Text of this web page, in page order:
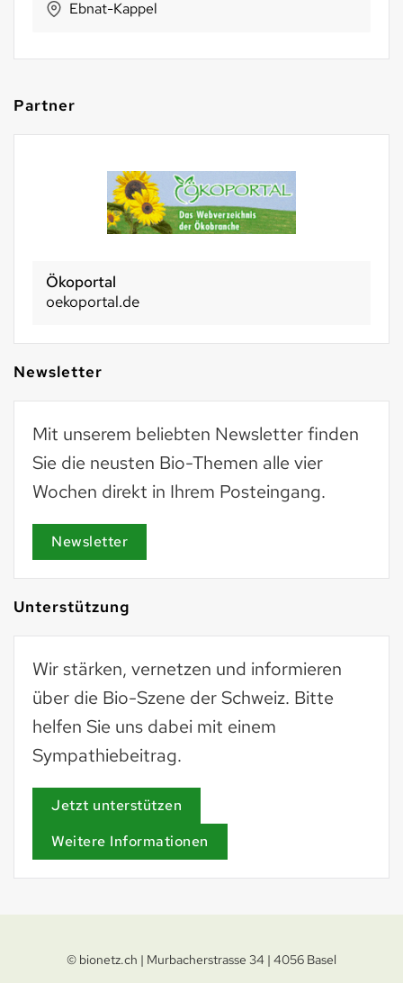
Riehen
Partner
Ökoportal
oekoportal.de
Newsletter
Mit unserem beliebten Newsletter finden
Sie die neusten Bio-Themen alle vier
Wochen direkt in Ihrem Posteingang.
Newsletter
Unterstützung
Wir stärken, vernetzen und informieren
über die Bio-Szene der Schweiz. Bitte
helfen Sie uns dabei mit einem
Sympathiebeitrag.
Jetzt unterstützen
Weitere Informationen
© bionetz.ch | Murbacherstrasse 34 | 4056 Basel